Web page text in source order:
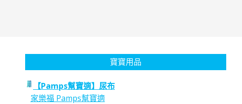
寶寶用品
【Pamps幫寶適】尿布
家樂福 Pamps幫寶適